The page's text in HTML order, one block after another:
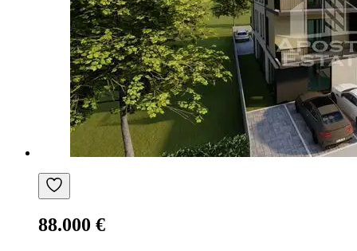
88.000 €